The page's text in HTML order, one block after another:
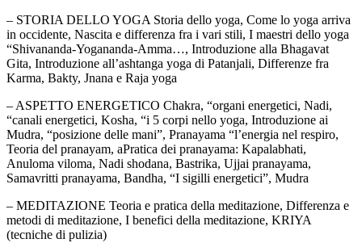
– STORIA DELLO YOGA Storia dello yoga, Come lo yoga arriva
in occidente, Nascita e differenza fra i vari stili, I maestri dello yoga
“Shivananda-Yogananda-Amma…, Introduzione alla Bhagavat
Gita, Introduzione all’ashtanga yoga di Patanjali, Differenze fra
Karma, Bakty, Jnana e Raja yoga
– ASPETTO ENERGETICO Chakra, “organi energetici, Nadi,
“canali energetici, Kosha, “i 5 corpi nello yoga, Introduzione ai
Mudra, “posizione delle mani”, Pranayama “l’energia nel respiro,
Teoria del pranayam, aPratica dei pranayama: Kapalabhati,
Anuloma viloma, Nadi shodana, Bastrika, Ujjai pranayama,
Samavritti pranayama, Bandha, “I sigilli energetici”, Mudra
– MEDITAZIONE Teoria e pratica della meditazione, Differenza e
metodi di meditazione, I benefici della meditazione, KRIYA
(tecniche di pulizia)